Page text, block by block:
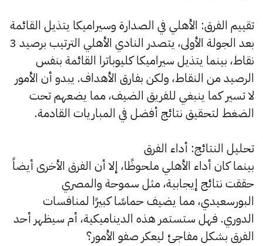
تقييم الفرق: الأهلي في الصدارة وسيراميكا يتذيل القائمة
بعد الجولة الأولى، يتصدر النادي الأهلي الترتيب برصيد 3
نقاط، بينما يتذيل سيراميكا كليوباترا القائمة بنفس
الرصيد من النقاط، ولكن بفارق الأهداف. يبدو أن الأمور
لا تسير كما ينبغي للفريق الضيف، مما يضعهم تحت
الضغط لتحقيق نتائج أفضل في المباريات القادمة.
تحليل النتائج: أداء الفرق
بينما كان أداء الأهلي ملحوظًا، إلا أن الفرق الأخرى أيضاً
حققت نتائج إيجابية، مثل سموحة والمصري
البورسعيدي، مما يضيف حماسًا كبيرًا لمنافسات
الدوري. فهل ستستمر هذه الديناميكية، أم سيظهر أحد
الفرق بشكل مفاجئ ليعكر صفو الأمور؟